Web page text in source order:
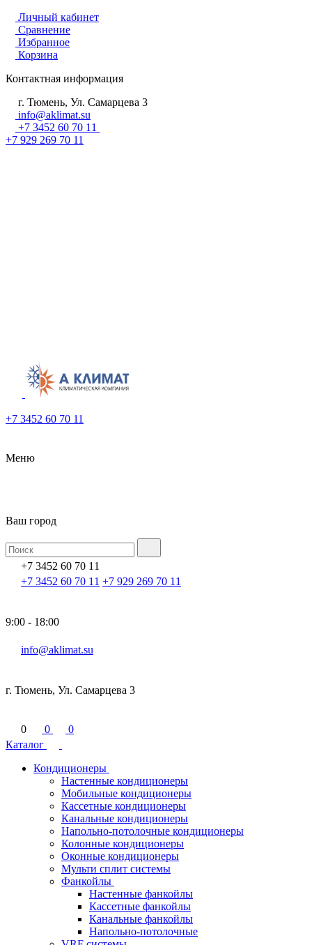
Личный кабинет
Сравнение
Избранное
Корзина
Контактная информация
г. Тюмень, Ул. Самарцева 3
info@aklimat.su
+7 3452 60 70 11
+7 929 269 70 11
+7 3452 60 70 11
Меню
Ваш город
+7 3452 60 70 11
+7 3452 60 70 11 +7 929 269 70 11
9:00 - 18:00
info@aklimat.su
г. Тюмень, Ул. Самарцева 3
0 0
0
Каталог
Кондиционеры
Настенные кондиционеры
Мобильные кондиционеры
Кассетные кондиционеры
Канальные кондиционеры
Напольно-потолочные кондиционеры
Колонные кондиционеры
Оконные кондиционеры
Мульти сплит системы
Фанкойлы
Настенные фанкойлы
Кассетные фанкойлы
Канальные фанкойлы
Напольно-потолочные